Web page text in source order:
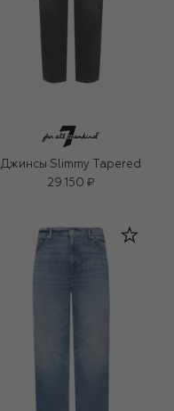
Джинсы Slimmy Tapered
29 150 ₽